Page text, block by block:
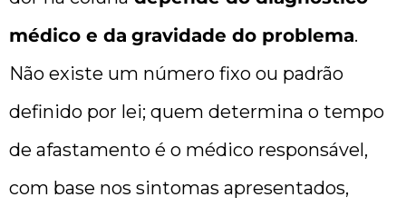
médico e da gravidade do problema.
Não existe um número fixo ou padrão
definido por lei; quem determina o tempo
de afastamento é o médico responsável,
com base nos sintomas apresentados,